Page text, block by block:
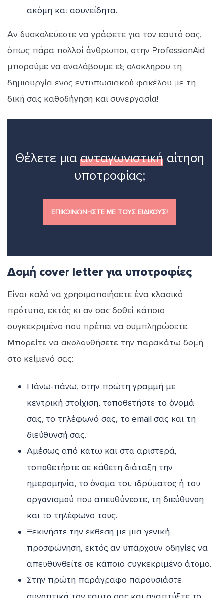
ακόμη και ασυνείδητα.
Αν δυσκολεύεστε να γράφετε για τον εαυτό σας,
όπως πάρα πολλοί άνθρωποι, στην ProfessionAid
μπορούμε να αναλάβουμε εξ ολοκλήρου τη
δημιουργία ενός εντυπωσιακού φακέλου με τη
δική σας καθοδήγηση και συνεργασία!
Θέλετε μια ανταγωνιστικήαίτηση
υποτροφίας;
ΕΠΙΚΟΙΝΩΝΗΣΤΕ ΜΕ ΤΟΥΣ ΕΙΔΙΚΟΥΣ!
Δομή cover letter για υποτροφίες
Είναι καλό να χρησιμοποιήσετε ένα κλασικό
πρότυπο, εκτός κι αν σας δοθεί κάποιο
συγκεκριμένο που πρέπει να συμπληρώσετε.
Μπορείτε να ακολουθήσετε την παρακάτω δομή
στο κείμενό σας:
Πάνω-πάνω, στην πρώτη γραμμή με
κεντρική στοίχιση, τοποθετήστε το όνομά
σας, το τηλέφωνό σας, το email σας και τη
διεύθυνσή σας.
Αμέσως από κάτω και στα αριστερά,
τοποθετήστε σε κάθετη διάταξη την
ημερομηνία, το όνομα του ιδρύματος ή του
οργανισμού που απευθύνεστε, τη διεύθυνση
και το τηλέφωνο τους.
Ξεκινήστε την έκθεση με μια γενική
προσφώνηση, εκτός αν υπάρχουν οδηγίες να
απευθυνθείτε σε κάποιο συγκεκριμένο άτομο.
Στην πρώτη παράγραφο παρουσιάστε